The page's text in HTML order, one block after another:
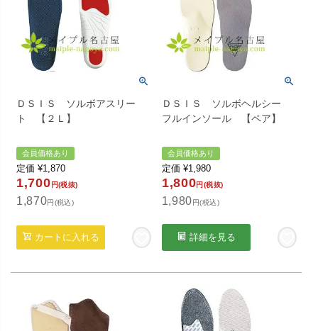
ＤＳＩＳ ソルボアスリー
ト 【２Ｌ】
会員価格あり
定価 ¥1,870
1,700 円(税抜)
1,870円(税込)
カートに入れる
ＤＳＩＳ ソルボヘルシー
フルインソール 【ペア】
会員価格あり
定価 ¥1,980
1,800円(税抜)
1,980円(税込)
詳細を見る